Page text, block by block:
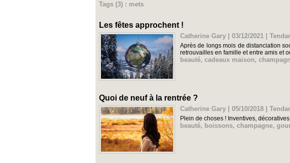
Tags (3) : mets
Les fêtes approchent !
Catherine Gary | 03/12/2021
Après de longs mois de distanciation
retrouvailles en famille et entre amis et
beauté, cadeaux maison,
Quoi de neuf à la rentrée ?
Catherine Gary | 05/10/2018
Plein de choses ! Inventives,
beauté, boissons, champagne,